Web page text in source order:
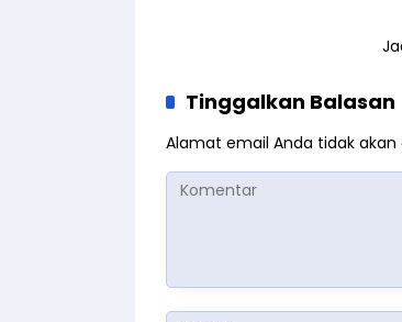
Tinggalkan Balasan
Alamat email Anda tidak akan